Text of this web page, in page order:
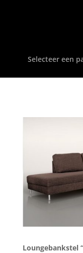
Selecteer een
Loungebankstel